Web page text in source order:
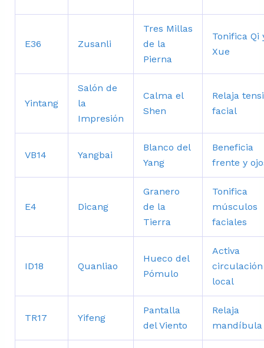
E36 Zusanli
Tres Millas
de la
Pierna
Tonifica Qi
Xue
Yintang
Salón de
la
Impresión
Calma el
Shen
Relaja
facial
VB14 Yangbai
Blanco del
Yang
Beneficia
frente y
E4 Dicang
Granero
de la
Tierra
Tonifica
músculos
faciales
ID18 Quanliao
Hueco del
Pómulo
Activa
circulación
local
TR17 Yifeng
Pantalla
del Viento
Relaja
mandíbula